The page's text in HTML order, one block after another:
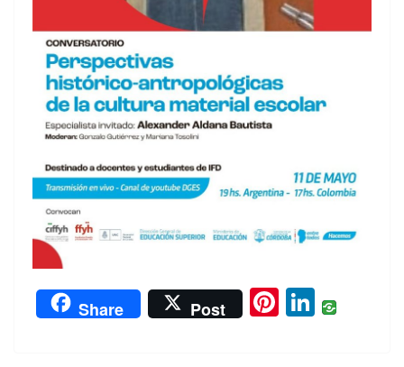
Share Post Pi
nt
Li